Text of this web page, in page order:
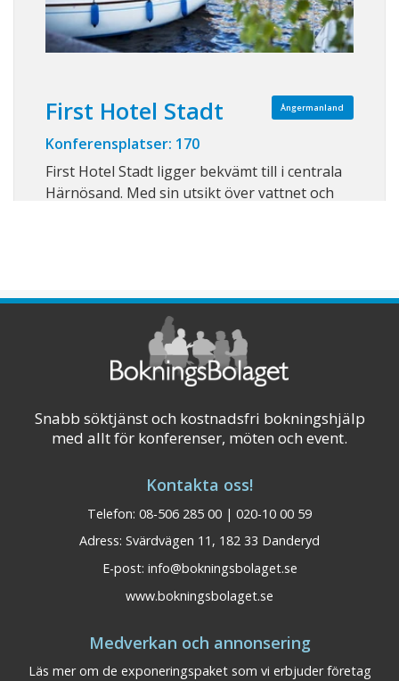
Ångermanland
First Hotel Stadt
Konferensplatser: 170
First Hotel Stadt ligger bekvämt till i centrala
Härnösand. Med sin utsikt över vattnet och
Västanåfallet, ett av Sveriges högsta v ...
Snabb söktjänst och kostnadsfri bokningshjälp
med allt för konferenser, möten och event.
Kontakta oss!
Telefon: 08-506 285 00 | 020-10 00 59
Adress: Svärdvägen 11, 182 33 Danderyd
E-post: info@bokningsbolaget.se
www.bokningsbolaget.se
Medverkan och annonsering
Läs mer om de exponeringspaket som vi erbjuder företag